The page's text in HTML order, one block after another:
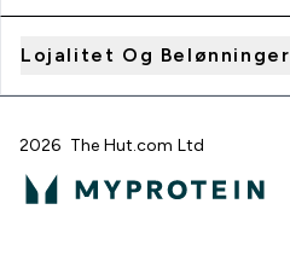
Lojalitet Og Belønninger
2026 The Hut.com Ltd